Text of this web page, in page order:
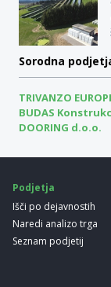
Sorodna
TRIVANZO
BUDAS
DOORING d.o.o.
Podjetja
Išči po dejavnostih
Naredi analizo trga
Seznam podjetij